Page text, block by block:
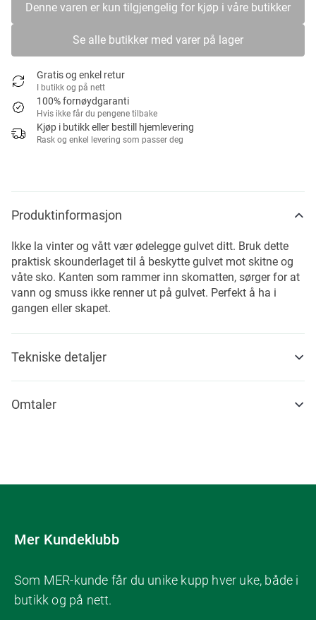
Denne varen er kun tilgjengelig for kjøp i våre butikker
Se alle butikker med varer på lager
Gratis og enkel retur
I butikk og på nett
100% fornøydgaranti
Hvis ikke får du pengene tilbake
Kjøp i butikk eller bestill hjemlevering
Rask og enkel levering som passer deg
Produktinformasjon
Ikke la vinter og vått vær ødelegge gulvet ditt. Bruk dette
praktisk skounderlaget til å beskytte gulvet mot skitne og
våte sko. Kanten som rammer inn skomatten, sørger for at
vann og smuss ikke renner ut på gulvet. Perfekt å ha i
gangen eller skapet.
Tekniske detaljer
Omtaler
Mer Kundeklubb
Som MER-kunde får du unike kupp hver uke, både i
butikk og på nett.